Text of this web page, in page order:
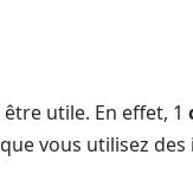
utile. En effet, 1
vous utilisez